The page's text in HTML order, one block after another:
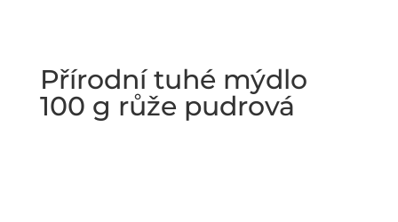
Přírodní tuhé mýdlo
100 g růže pudrová